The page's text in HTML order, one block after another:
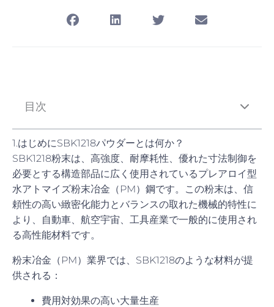
目次
1.はじめにSBK1218パウダーとは何か？
SBK1218粉末は、高強度、耐摩耗性、優れた寸法制御を
必要とする構造部品に広く使用されているプレアロイ型
水アトマイズ粉末冶金（PM）鋼です。この粉末は、信
頼性の高い緻密化能力とバランスの取れた機械的特性に
より、自動車、航空宇宙、工具産業で一般的に使用され
る高性能材料です。
粉末冶金（PM）業界では、SBK1218のような材料が提
供される：
費用対効果の高い大量生産